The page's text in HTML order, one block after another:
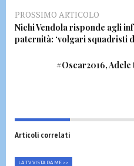
PROSSIMO ARTICOLO
Nichi Vendola risponde agli
paternità: ‘volgari squadristi
#Oscar2016,
Articoli correlati
LA TV VISTA DA ME >>